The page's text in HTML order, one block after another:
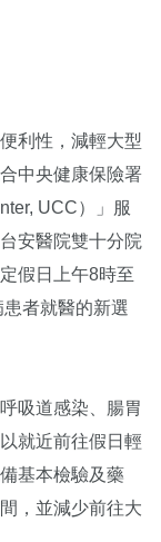
利性，減輕大型
中央健康保險署
UCC）」服
安醫院雙十分院
假日上午8時至
者就醫的新選
吸道感染、腸胃
就近前往假日輕
基本檢驗及藥
，並減少前往大